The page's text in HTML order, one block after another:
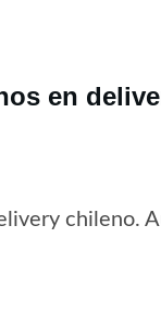
en
chileno.